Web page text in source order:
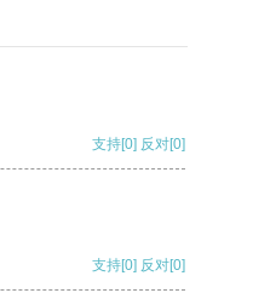
支持[0] 反对[0]
支持[0] 反对[0]